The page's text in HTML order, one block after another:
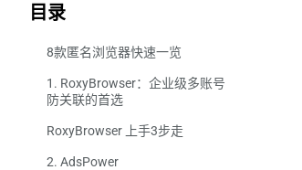
目录
8款匿名浏览器快速一览
1. RoxyBrowser：企业级多账号
防关联的首选
RoxyBrowser 上手3步走
第 1 步：下载注册
2. AdsPower